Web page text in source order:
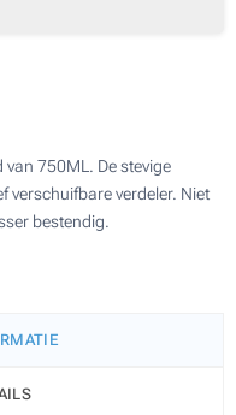
750ML. De stevige
verschuifbare verdeler. Niet
bestendig.